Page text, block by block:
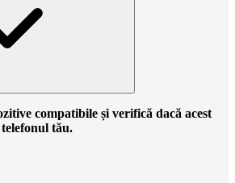
compatibile și verifică dacă acest
tău.